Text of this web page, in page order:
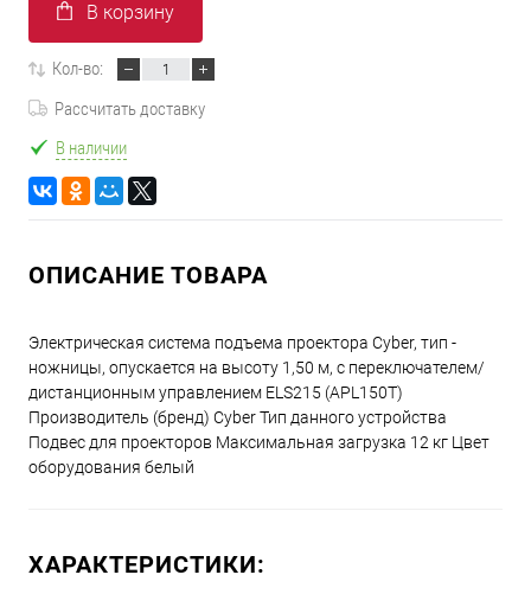
В корзину
Кол-во:
Рассчитать доставку
В наличии
ОПИСАНИЕ ТОВАРА
Электрическая система подъема проектора Cyber, тип -
ножницы, опускается на высоту 1,50 м, с переключателем/
дистанционным управлением ELS215 (APL150T)
Производитель (бренд) Cyber Тип данного устройства
Подвес для проекторов Максимальная загрузка 12 кг Цвет
оборудования белый
ХАРАКТЕРИСТИКИ: